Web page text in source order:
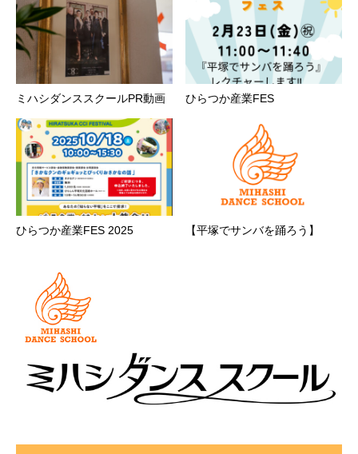
ミハシダンススクールPR動画 ひらつか産業FES
ひらつか産業FES 2025 【平塚でサンバを踊ろう】